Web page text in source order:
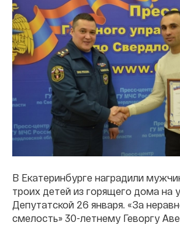
В Екатеринбурге наградили
троих детей из горящего дома на
Депутатской 26 января. «За
смелость» 30-летнему Геворгу